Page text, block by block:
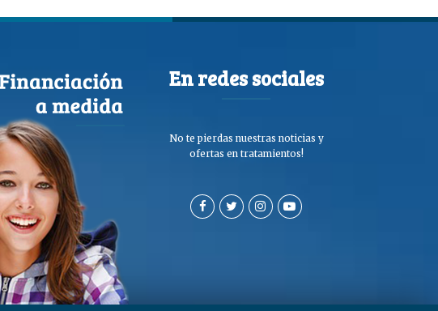
En redes sociales
No te pierdas nuestras noticias y
ofertas en tratamientos!